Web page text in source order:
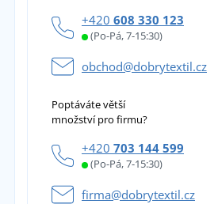
+420 608 330 123
(Po-Pá, 7-15:30)
obchod@dobrytextil.cz
Poptáváte větší
množství pro firmu?
+420 703 144 599
(Po-Pá, 7-15:30)
firma@dobrytextil.cz